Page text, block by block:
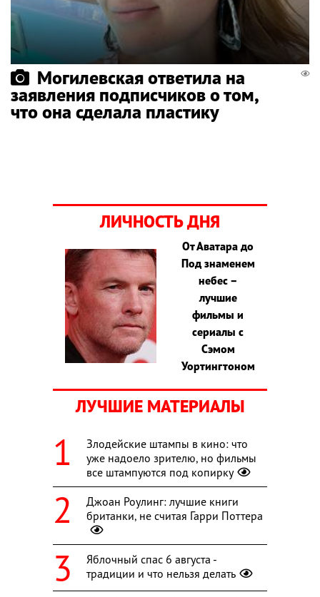
Могилевская ответила на
заявления подписчиков о том,
что она сделала пластику
ЛИЧНОСТЬ ДНЯ
От Аватара до
Под знаменем
небес –
лучшие
фильмы и
сериалы с
Сэмом
Уортингтоном
ЛУЧШИЕ МАТЕРИАЛЫ
Злодейские штампы в кино: что
уже надоело зрителю, но фильмы
все штампуются под копирку
Джоан Роулинг: лучшие книги
британки, не считая Гарри Поттера
Яблочный спас 6 августа -
традиции и что нельзя делать